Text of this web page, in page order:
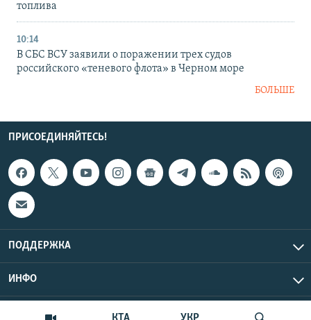
топлива
10:14
В СБС ВСУ заявили о поражении трех судов
российского «теневого флота» в Черном море
БОЛЬШЕ
ПРИСОЕДИНЯЙТЕСЬ!
ПОДДЕРЖКА
ИНФО
Copyright Крым.Реалии, 2026 | Все права защищены.
UTC+3